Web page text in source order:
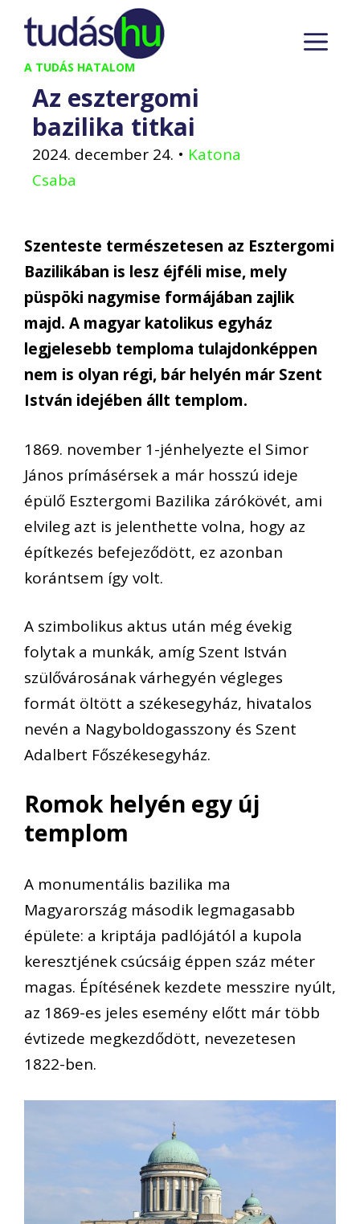
Kilépés
tartalomba
A TUDÁS HATALOM
Az esztergomi
bazilika titkai
2024. december 24. • Katona
Csaba
Szenteste természetesen az Esztergomi
Bazilikában is lesz éjféli mise, mely
püspöki nagymise formájában zajlik
majd. A magyar katolikus egyház
legjelesebb temploma tulajdonképpen
nem is olyan régi, bár helyén már Szent
István idejében állt templom.
1869. november 1-jénhelyezte el Simor
János prímásérsek a már hosszú ideje
épülő Esztergomi Bazilika zárókövét, ami
elvileg azt is jelenthette volna, hogy az
építkezés befejeződött, ez azonban
korántsem így volt.
A szimbolikus aktus után még évekig
folytak a munkák, amíg Szent István
szülővárosának várhegyén végleges
formát öltött a székesegyház, hivatalos
nevén a Nagyboldogasszony és Szent
Adalbert Főszékesegyház.
Romok helyén egy új
templom
A monumentális bazilika ma
Magyarország második legmagasabb
épülete: a kriptája padlójától a kupola
keresztjének csúcsáig éppen száz méter
magas. Építésének kezdete messzire nyúlt,
az 1869-es jeles esemény előtt már több
évtizede megkezdődött, nevezetesen
1822-ben.